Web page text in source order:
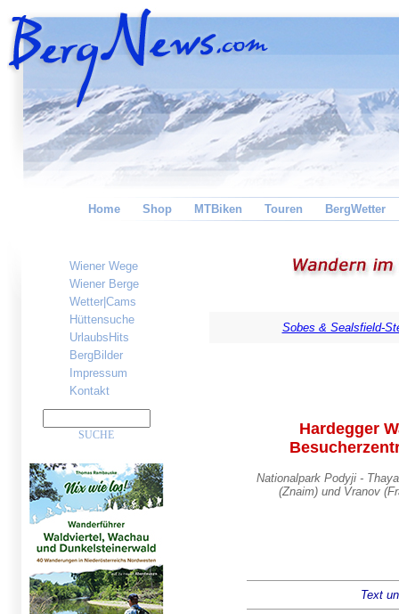
Home Shop MTBiken Touren BergWetter
Wiener Wege
Wiener Berge
Wetter|Cams
Hüttensuche
UrlaubsHits
BergBilder
Impressum
Kontakt
Sobes & Sealsfield-
Hardegger
Nationalpark Podyji -
(Znaim) und Vranov
Text